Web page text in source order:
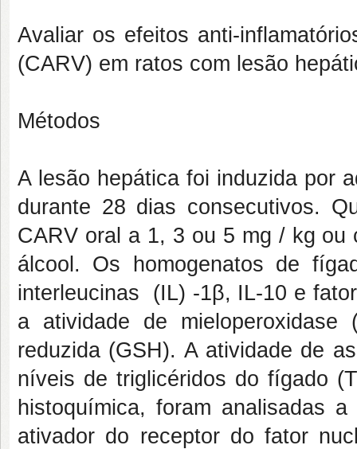
Avaliar os efeitos anti-
(CARV) em ratos com lesão
Métodos
A lesão hepática foi induzida por
durante 28 dias consecutivos.
CARV oral a 1, 3 ou 5 mg / kg ou
álcool. Os homogenatos de
interleucinas (IL) -1β, IL-10 e
a atividade de mieloperoxidase
reduzida (GSH). A atividade de
níveis de triglicéridos do fígado
histoquímica, foram analisadas
ativador do receptor do fator